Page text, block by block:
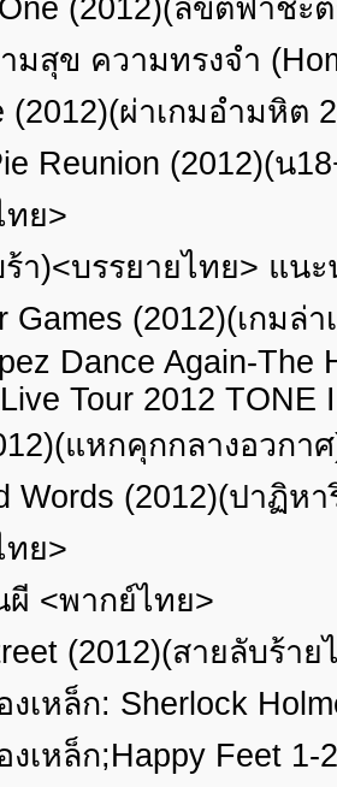
One (2012)(ลิขิตฟ้าช
มสุข ความทรงจำ
(2012)(ผ่าเกมอำมหิต
Reunion (2012)(น
ทย>
า)<บรรยายไทย> แน
Games (2012)(เกมล่
Dance Again-The
Tour 2012 TONE
แหกคุกกลางอวกา
Words (2012)(ปาฏิห
ทย>
ผี <พากย์ไทย>
(2012)(สายลับร้า
งเหล็ก: Sherlock
งเหล็ก;Happy Feet